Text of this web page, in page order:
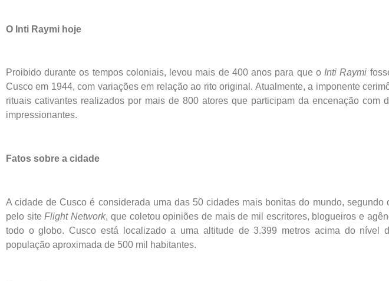
O Inti Raymi hoje
Proibido durante os tempos coloniais, levou mais de 400 anos para que oInti Raymi
Cusco em 1944, com variações em relação ao rito original. Atualmente, a imponente
rituais cativantes realizados por mais de 800 atores que participam da encenação com
impressionantes.
Fatos sobre a cidade
A cidade de Cusco é considerada uma das 50 cidades mais bonitas do mundo, segundo
pelo siteFlight Network, que coletou opiniões de mais de mil escritores, blogueiros e
todo o globo. Cusco está localizado a uma altitude de 3.399 metros acima do nível
população aproximada de 500 mil habitantes.